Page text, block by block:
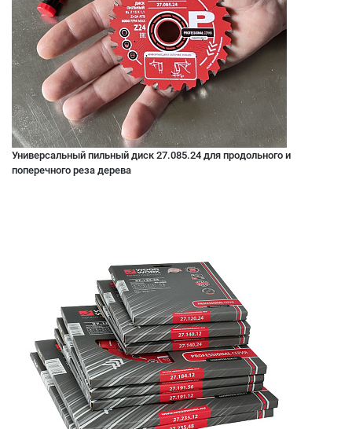
Универсальный пильный диск 27.085.24 для продольного и
поперечного реза дерева